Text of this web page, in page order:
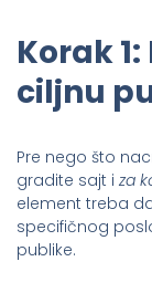
Korak
ciljnu
Pre nego što
gradite sajt i za
element treba
specifičnog
publike.